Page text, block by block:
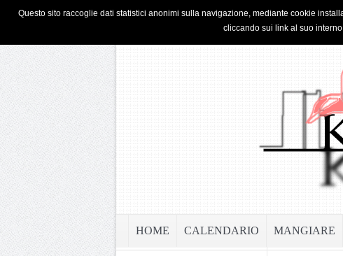
HOME PRIVACY & COOKIE POLICY
HOME CALENDARIO MANGIARE
Questo sito raccoglie dati statistici anonimi sulla navigazione, mediante cookie
cliccando sui link al suo